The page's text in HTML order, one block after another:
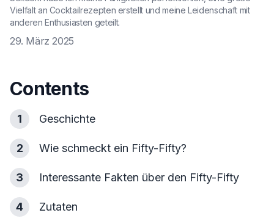
Vielfalt an Cocktailrezepten erstellt und meine Leidenschaft mit
anderen Enthusiasten geteilt.
29. März 2025
Contents
1 Geschichte
2 Wie schmeckt ein Fifty-Fifty?
3 Interessante Fakten über den Fifty-Fifty
4 Zutaten